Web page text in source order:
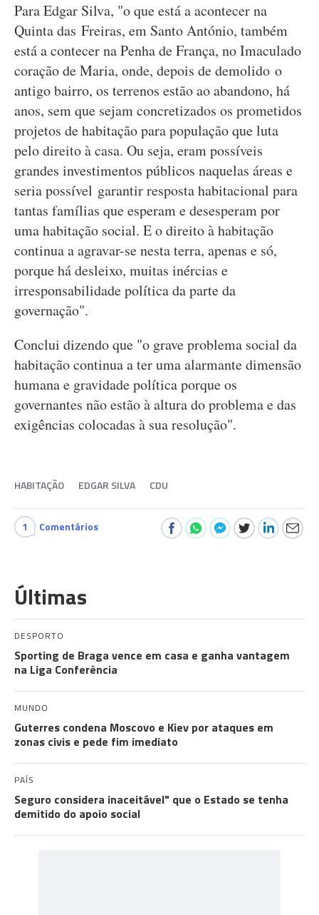
Para Edgar Silva, "o que está a acontecer na
Quinta das Freiras, em Santo António, também
está a contecer na Penha de França, no Imaculado
coração de Maria, onde, depois de demolido o
antigo bairro, os terrenos estão ao abandono, há
anos, sem que sejam concretizados os prometidos
projetos de habitação para população que luta
pelo direito à casa. Ou seja, eram possíveis
grandes investimentos públicos naquelas áreas e
seria possível garantir resposta habitacional para
tantas famílias que esperam e desesperam por
uma habitação social. E o direito à habitação
continua a agravar-se nesta terra, apenas e só,
porque há desleixo, muitas inércias e
irresponsabilidade política da parte da
governação".
Conclui dizendo que "o grave problema social da
habitação continua a ter uma alarmante dimensão
humana e gravidade política porque os
governantes não estão à altura do problema e das
exigências colocadas à sua resolução".
HABITAÇÃO EDGAR SILVA CDU
1 Comentários
Últimas
DESPORTO
Sporting de Braga vence em casa e ganha vantagem
na Liga Conferência
MUNDO
Guterres condena Moscovo e Kiev por ataques em
zonas civis e pede fim imediato
PAÍS
Seguro considera inaceitável" que o Estado se tenha
demitido do apoio social